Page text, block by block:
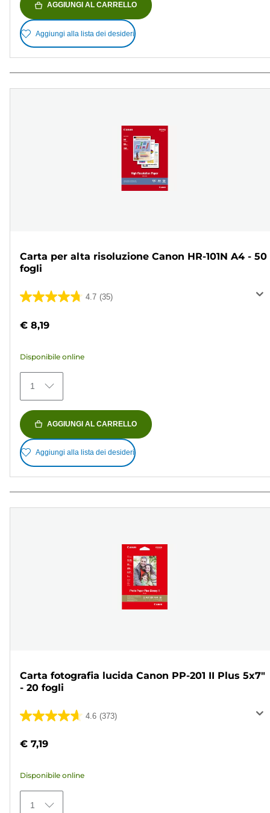
AGGIUNGI AL CARRELLO
Aggiungi alla lista dei desideri
Carta per alta risoluzione Canon HR-101N A4 - 50
fogli
4.7 (35)
4.7
5
35
recensioni
€ 8,19
Disponibile online
1
AGGIUNGI AL CARRELLO
Aggiungi alla lista dei desideri
Carta fotografia lucida Canon PP-201 II Plus 5x7"
- 20 fogli
4.6 (373)
4.6
5
373
recensioni
€ 7,19
Disponibile online
1